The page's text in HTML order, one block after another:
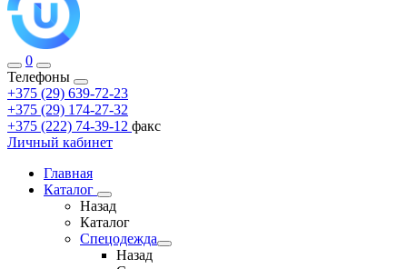
0
Телефоны
+375 (29) 639-72-23
+375 (29) 174-27-32
+375 (222) 74-39-12 факс
Личный кабинет
Главная
Каталог
Назад
Каталог
Спецодежда
Назад